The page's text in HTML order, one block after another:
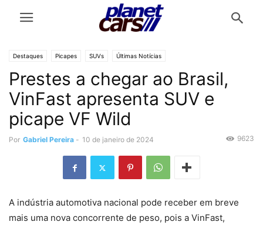
Destaques Picapes SUVs Últimas Notícias
Prestes a chegar ao Brasil,
VinFast apresenta SUV e
picape VF Wild
Por Gabriel Pereira - 10 de janeiro de 2024 9623
A indústria automotiva nacional pode receber em breve
mais uma nova concorrente de peso, pois a VinFast,